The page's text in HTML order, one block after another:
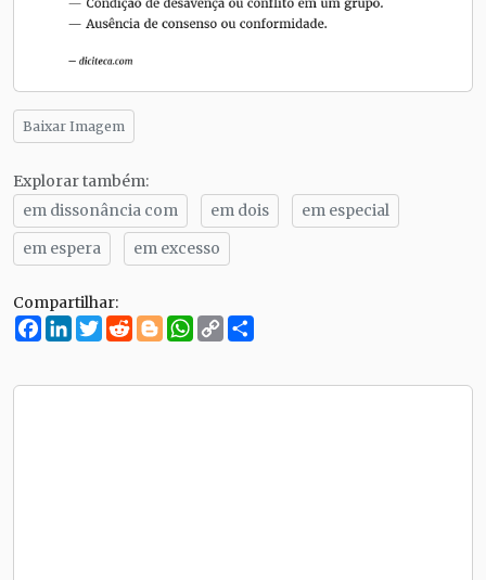
Baixar Imagem
Explorar também:
em dissonância com
em dois
em especial
em espera
em excesso
Compartilhar:
Facebook
LinkedIn
Twitter
RedditBloggerWhatsApp
Copy
Link